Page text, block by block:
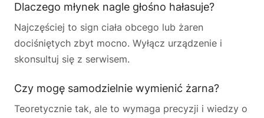
Dlaczego młynek nagle głośno hałasuje?
Najczęściej to sign ciała obcego lub żaren
dociśniętych zbyt mocno. Wyłącz urządzenie i
skonsultuj się z serwisem.
Czy mogę samodzielnie wymienić żarna?
Teoretycznie tak, ale to wymaga precyzji i wiedzy o